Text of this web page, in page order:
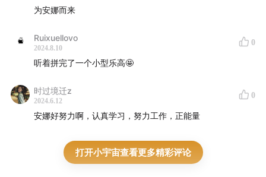
为安娜而来
Ruixuellovo
2024.8.10
0
听着拼完了一个小型乐高🤩
时过境迁z
2024.6.12
0
安娜好努力啊，认真学习，努力工作，正能量
打开小宇宙查看更多精彩评论